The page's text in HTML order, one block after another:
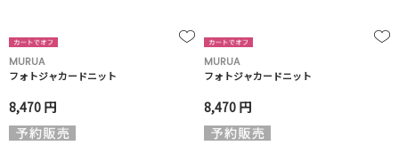
MURUA
フォトジャカードニット
8,470 円
MURUA
フォトジャカードニット
8,470 円